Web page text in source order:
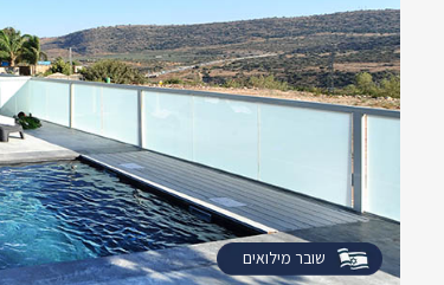
שובר מילואים